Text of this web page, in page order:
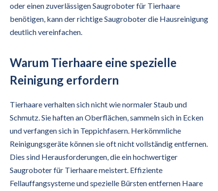
oder einen zuverlässigen Saugroboter für Tierhaare
benötigen, kann der richtige Saugroboter die Hausreinigung
deutlich vereinfachen.
Warum Tierhaare eine spezielle
Reinigung erfordern
Tierhaare verhalten sich nicht wie normaler Staub und
Schmutz. Sie haften an Oberflächen, sammeln sich in Ecken
und verfangen sich in Teppichfasern. Herkömmliche
Reinigungsgeräte können sie oft nicht vollständig entfernen.
Dies sind Herausforderungen, die ein hochwertiger
Saugroboter für Tierhaare meistert. Effiziente
Fellauffangsysteme und spezielle Bürsten entfernen Haare